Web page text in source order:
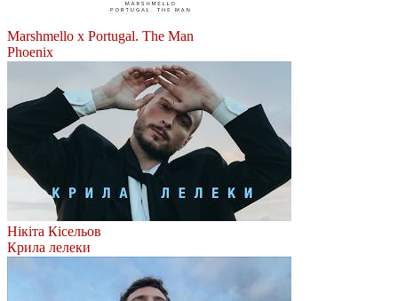
Marshmello x Portugal. The Man
Phoenix
Нікіта Кісельов
Крила лелеки